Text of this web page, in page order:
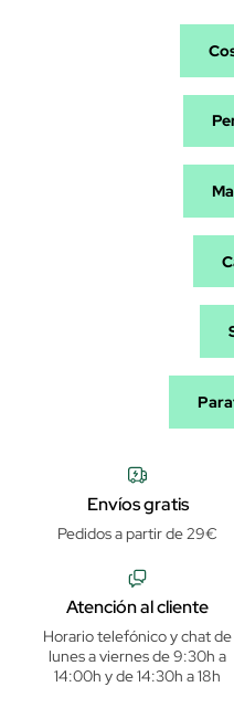
Envíos gratis
Pedidos a partir de 29€
Atención al cliente
Horario telefónico y chat de
lunes a viernes de 9:30h a
14:00h y de 14:30h a 18h